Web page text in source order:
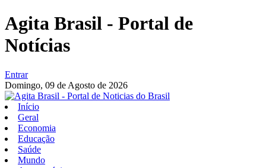
Agita Brasil - Portal de
Notícias
Entrar
Domingo, 09 de Agosto de 2026
Início
Geral
Economia
Educação
Saúde
Mundo